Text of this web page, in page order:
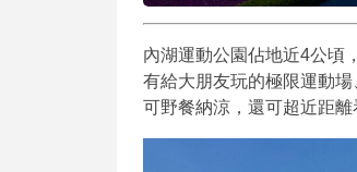
內湖運動公園佔地近4公頃
有給大朋友玩的極限運動
可野餐納涼，還可超近距離